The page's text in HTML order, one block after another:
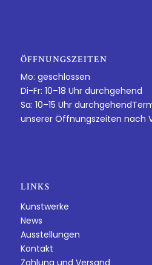
ÖFFNUNGSZEITEN
Mo: geschlossen
Di-Fr: 10–18 Uhr durchgehend
Sa: 10–15 Uhr
unserer Öffnungszeiten nach
LINKS
Kunstwerke
News
Ausstellungen
Kontakt